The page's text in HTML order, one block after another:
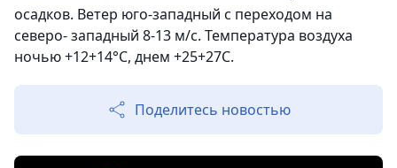
осадков. Ветер юго-западный с переходом на
северо- западный 8-13 м/с. Температура воздуха
ночью +12+14°С, днем +25+27С.
Поделитесь новостью